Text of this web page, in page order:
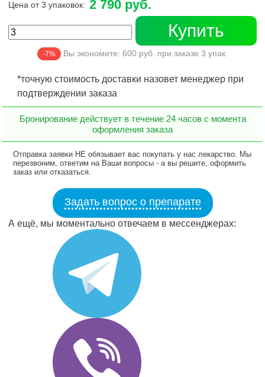
Цена от 3 упаковок: 2 790 руб.
Купить
-7% Вы экономите: 600 руб. при заказе 3 упак.
*точную стоимость доставки назовет менеджер при
подтверждении заказа
Бронирование действует в течение 24 часов с момента
оформления заказа
Отправка заявки НЕ обязывает вас покупать у нас лекарство. Мы
перезвоним, ответим на Ваши вопросы - а вы решите, оформить
заказ или отказаться.
Задать вопрос о препарате
А ещё, мы моментально отвечаем в мессенджерах: